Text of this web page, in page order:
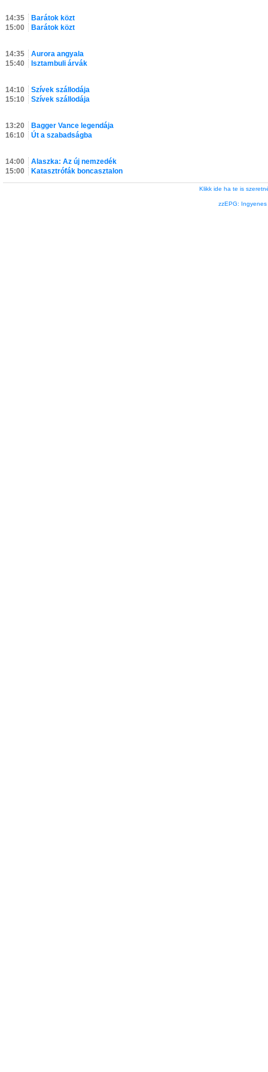
14:35
Barátok közt
15:00
Barátok közt
14:35
Aurora angyala
15:40
Isztambuli árvák
14:10
Szívek szállodája
15:10
Szívek szállodája
13:20
Bagger Vance legendája
16:10
Út a szabadságba
14:00
Alaszka: Az új nemzedék
15:00
Katasztrófák boncasztalon
Klikk ide ha te is
zzEPG: